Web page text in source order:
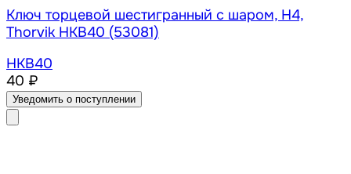
Ключ торцевой шестигранный с шаром, H4,
Thorvik HKB40 (53081)
HKB40
40 ₽
Уведомить о поступлении